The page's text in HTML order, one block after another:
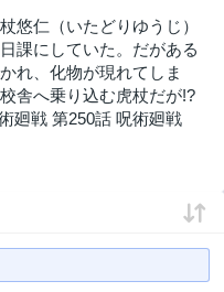
悠仁（いたどりゆうじ）
課にしていた。だがある
れ、化物が現れてしま
舎へ乗り込む虎杖だが!?
廻戦 第250話 呪術廻戦